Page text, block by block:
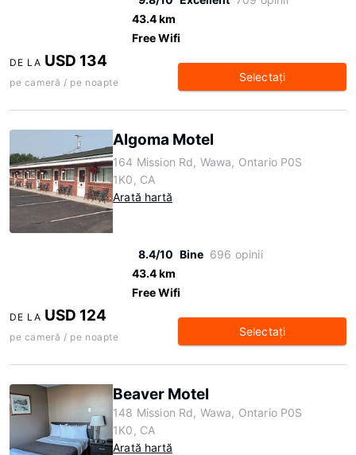
43.4 km
Free Wifi
DE LA USD 134
pe cameră / pe noapte Selectaţi
Algoma Motel
164 Mission Rd, Wawa, Ontario P0S
1K0, CA
Arată hartă
8.4/10 Bine 696 opinii
43.4 km
Free Wifi
DE LA USD 124
pe cameră / pe noapte Selectaţi
Beaver Motel
148 Mission Rd, Wawa, Ontario P0S
1K0, CA
Arată hartă